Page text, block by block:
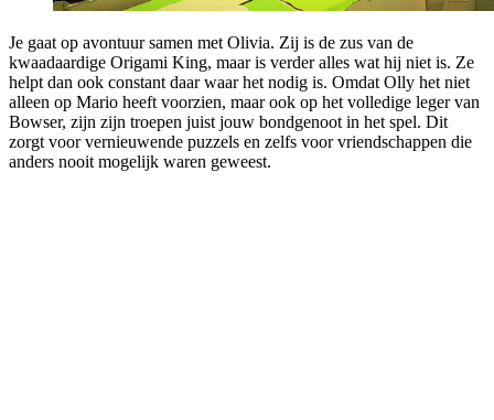
Je gaat op avontuur samen met Olivia. Zij is de zus van de
kwaadaardige Origami King, maar is verder alles wat hij niet is. Ze
helpt dan ook constant daar waar het nodig is. Omdat Olly het niet
alleen op Mario heeft voorzien, maar ook op het volledige leger van
Bowser, zijn zijn troepen juist jouw bondgenoot in het spel. Dit
zorgt voor vernieuwende puzzels en zelfs voor vriendschappen die
anders nooit mogelijk waren geweest.